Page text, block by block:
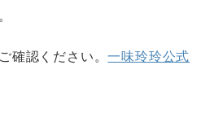
確認ください。一味玲玲公式